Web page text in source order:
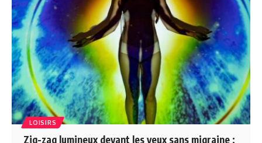
LOISIRS
Zig-zag lumineux devant les yeux sans migraine :